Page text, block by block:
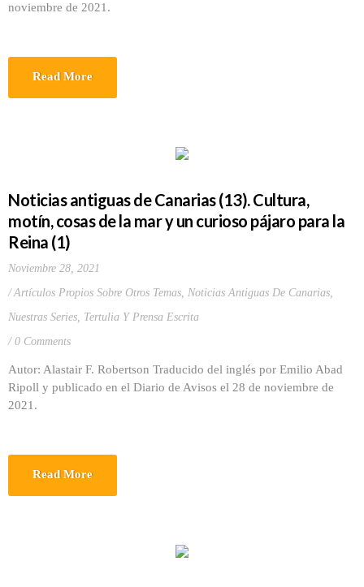
noviembre de 2021.
Read More
Noticias antiguas de Canarias (13). Cultura,
motín, cosas de la mar y un curioso pájaro para la
Reina (1)
Noviembre 28, 2021
Artículos Propios Sobre Otros Temas, Noticias Antiguas De Canarias,
Nuestras Series, Tertulia Y Prensa Escrita
0 Comments
Autor: Alastair F. Robertson Traducido del inglés por Emilio Abad
Ripoll y publicado en el Diario de Avisos el 28 de noviembre de
2021.
Read More